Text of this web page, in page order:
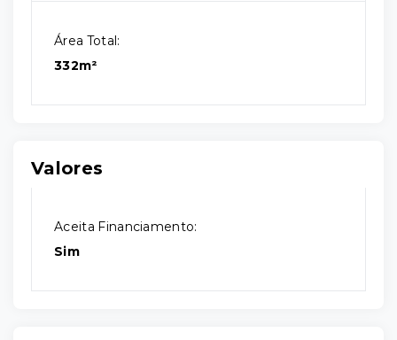
Área Total:
332m²
Valores
Aceita Financiamento:
Sim